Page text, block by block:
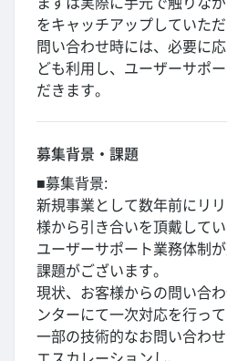
まずは実際に手元で触りな
をキャッチアップしていただ
問い合わせ時には、必要に
ども利用し、ユーザーサポ
だきます。
募集背景・課題
■募集背景:
新規事業として数年前にリ
様から引き合いを頂戴して
ユーザーサポート業務体制
課題がございます。
現状、お客様からの問い合
ンターにて一次対応を行って
一部の技術的なお問い合わ